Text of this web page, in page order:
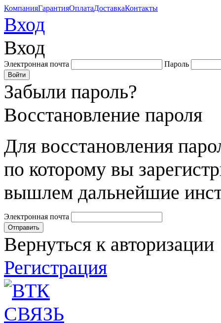
КомпанияГарантияОплатаДоставкаКонтакты
Вход
Вход
Электронная почта Пароль
Забыли пароль?
Восстановление пароля
Для восстановления
по которому вы
вышлем дальнейшие
Электронная почта
Вернуться к авторизации
Регистрация